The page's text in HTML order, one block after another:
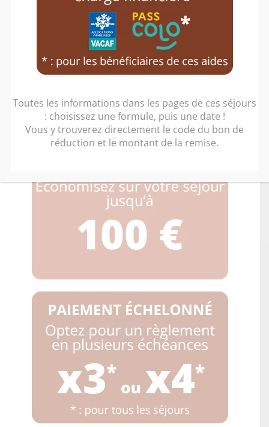
Toutes les informations dans les pages de ces séjours
: choisissez une formule, puis une date !
Vous y trouverez directement le code du bon de
réduction et le montant de la remise.